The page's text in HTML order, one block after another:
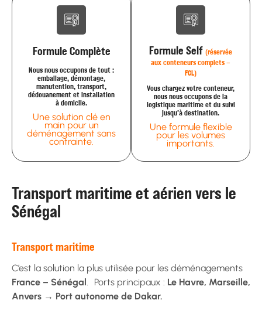
Formule Complète
Nous nous occupons de tout :
emballage, démontage,
manutention, transport,
dédouanement et installation
à domicile.
Une solution clé en
main pour un
déménagement sans
contrainte.
Formule Self (réservée
aux conteneurs complets –
FCL)
Vous chargez votre conteneur,
nous nous occupons de la
logistique maritime et du suivi
jusqu’à destination.
Une formule flexible
pour les volumes
importants.
Transport maritime et aérien vers le
Sénégal
Transport maritime
C’est la solution la plus utilisée pour les déménagements
France – Sénégal . Ports principaux : Le Havre, Marseille,
Anvers → Port autonome de Dakar.